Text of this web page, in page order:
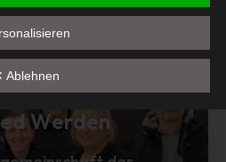
Werden
werden.
mit oder ohne Hilfe automatisierter
mit
wie das Erheben, das
das Ordnen, die Speicherung,
Ablehnen